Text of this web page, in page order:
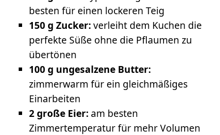
besten für einen lockeren Teig
150 g Zucker:verleiht dem Kuchen die
perfekte Süße ohne die Pflaumen zu
übertönen
100 g ungesalzene Butter:
zimmerwarm für ein gleichmäßiges
Einarbeiten
2 große Eier: am besten
Zimmertemperatur für mehr Volumen